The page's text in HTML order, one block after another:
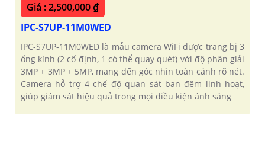
Giá : 2,500,000 ₫
IPC-S7UP-11M0WED
IPC-S7UP-11M0WED là mẫu camera WiFi được trang bị 3
ống kính (2 cố định, 1 có thể quay quét) với độ phân giải
3MP + 3MP + 5MP, mang đến góc nhìn toàn cảnh rõ nét.
Camera hỗ trợ 4 chế độ quan sát ban đêm linh hoạt,
giúp giám sát hiệu quả trong mọi điều kiện ánh sáng